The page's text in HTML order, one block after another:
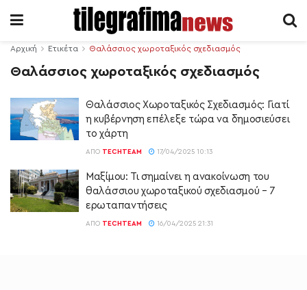
Αρχική Ετικέτα Θαλάσσιος χωροταξικός σχεδιασμός
Θαλάσσιος χωροταξικός σχεδιασμός
Θαλάσσιος Χωροταξικός Σχεδιασμός: Γιατί
η κυβέρνηση επέλεξε τώρα να δημοσιεύσει
το χάρτη
ΑΠΌ TECHTEAM 17/04/2025 10:13
Μαξίμου: Τι σημαίνει η ανακοίνωση του
θαλάσσιου χωροταξικού σχεδιασμού – 7
ερωταπαντήσεις
ΑΠΌ TECHTEAM 16/04/2025 21:31